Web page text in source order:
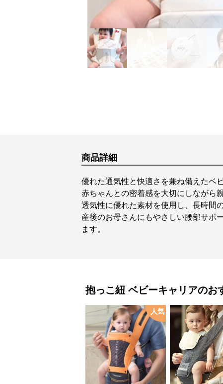
商品詳細
優れた通気性と快適さを兼ね備えたベ
赤ちゃんとの密着感を大切にしながら
透気性に優れた素材を使用し、長時間
産後のお母さんにもやさしい腰部サポ
ます。
抱っこ紐 ベビーキャリアのお
人気